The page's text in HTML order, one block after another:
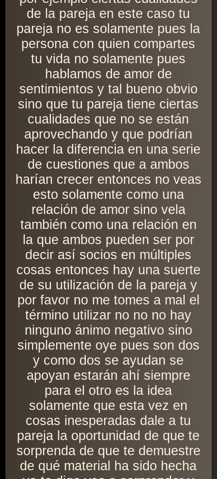
de la pareja en este caso tu
pareja no es solamente pues la
persona con quien compartes
tu vida no solamente pues
hablamos de amor de
sentimientos y tal bueno obvio
sino que tu pareja tiene ciertas
cualidades que no se están
aprovechando y que podrían
hacer la diferencia en una serie
de cuestiones que a ambos
harían crecer entonces no veas
esto solamente como una
relación de amor sino vela
también como una relación en
la que ambos pueden ser por
decir así socios en múltiples
cosas entonces hay una suerte
de su utilización de la pareja y
por favor no me tomes a mal el
término utilizar no no no hay
ninguno ánimo negativo sino
simplemente oye pues son dos
y como dos se ayudan se
apoyan estarán ahí siempre
para el otro es la idea
solamente que esta vez en
cosas inesperadas dale a tu
pareja la oportunidad de que te
sorprenda de que te demuestre
de qué material ha sido hecha